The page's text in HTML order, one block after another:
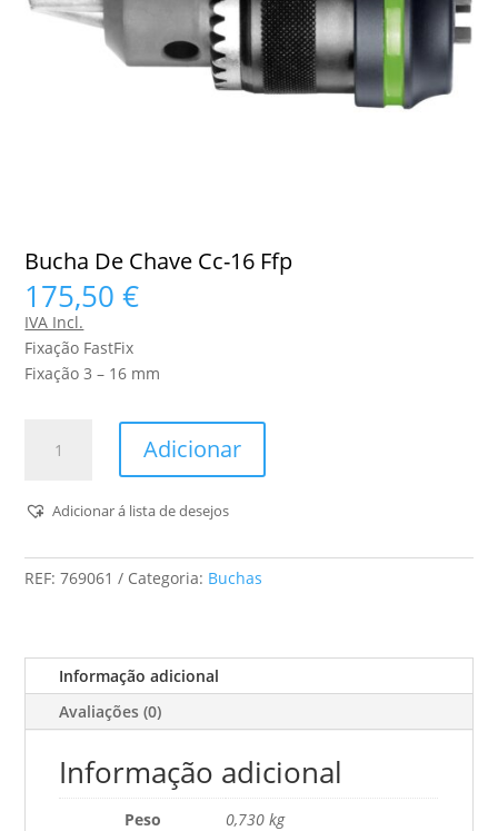
Bucha De Chave Cc-16 Ffp
175,50€
IVA Incl.
Fixação FastFix
Fixação 3 – 16 mm
De
Cc-
16
Adicionar
Adicionar á lista de desejos
REF:769061 Categoria: Buchas
Informação adicional
Avaliações (0)
Informação adicional
Peso
0,730 kg